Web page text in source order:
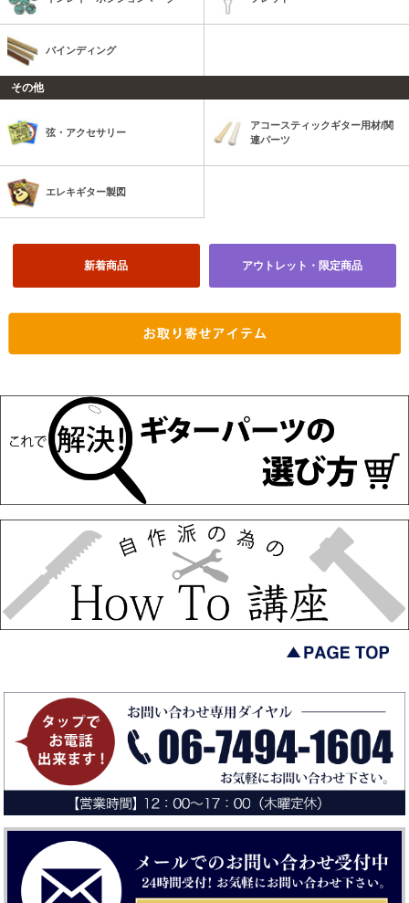
バインディング
その他
弦・アクセサリー
アコースティックギター用材/関
連パーツ
エレキギター製図
新着商品 アウトレット・限定商品